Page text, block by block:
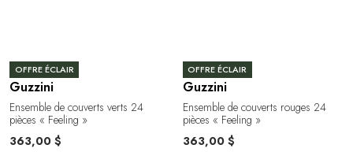
OFFRE ÉCLAIR
Guzzini
Ensemble de couverts verts 24
pièces « Feeling »
363,00 $
OFFRE ÉCLAIR
Guzzini
Ensemble de couverts rouges 24
pièces « Feeling »
363,00 $